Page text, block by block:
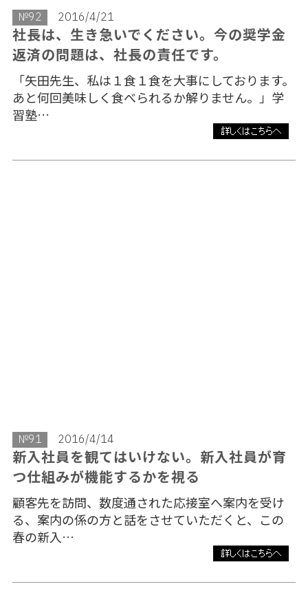
№92 2016/4/21
社長は、生き急いでください。今の奨学金
返済の問題は、社長の責任です。
「矢田先生、私は１食１食を大事にしております。
あと何回美味しく食べられるか解りません。」学
習塾…
№91 2016/4/14
新入社員を観てはいけない。新入社員が育
つ仕組みが機能するかを視る
顧客先を訪問、数度通された応接室へ案内を受け
る、案内の係の方と話をさせていただくと、この
春の新入…